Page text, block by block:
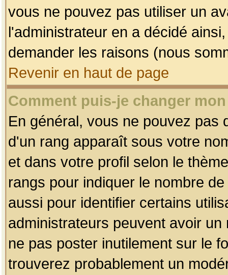
vous ne pouvez pas utiliser un
l'administrateur en a décidé
demander les raisons (nous
Revenir en haut de page
Comment puis-je changer
En général, vous ne pouvez pas
d'un rang apparaît sous votre
et dans votre profil selon le
rangs pour indiquer le nombre
aussi pour identifier certains
administrateurs peuvent avoir
ne pas poster inutilement sur le
trouverez probablement un